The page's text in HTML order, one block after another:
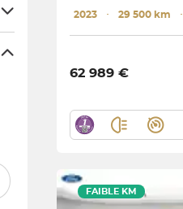
2023 ･ 29 500 km ･
62 989 €
FAIBLE KM